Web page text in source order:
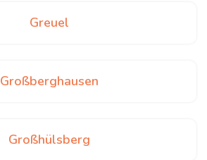
Greuel
Großberghausen
Großhülsberg